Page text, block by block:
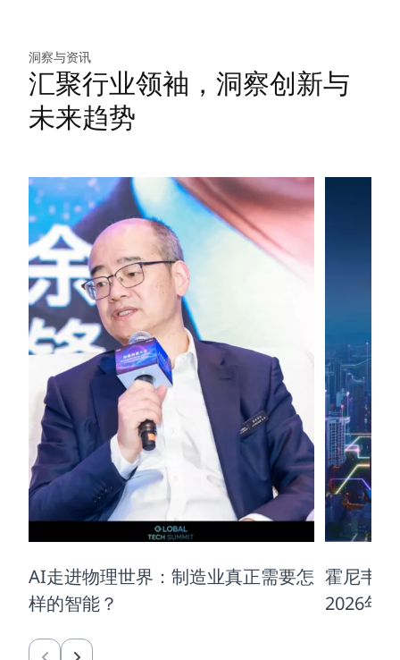
洞察与资讯
汇聚行业领袖，洞察创新与
未来趋势
AI走进物理世界：制造业真正需要怎
样的智能？
霍尼韦
2026年